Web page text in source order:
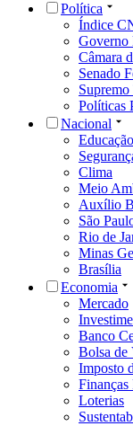
Política
Índice
Governo
Câmara
Senado
Políticas
Nacional
Educação
Clima
Meio
Auxílio
São
Rio de
Minas
Brasília
Economia
Mercado
Banco
Bolsa de
Imposto
Finanças
Loterias